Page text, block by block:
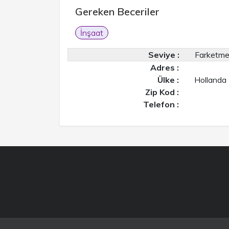
Gereken Beceriler
İnşaat
Seviye :
Adres :
Ülke :
Hollanda
Zip Kod :
Telefon :